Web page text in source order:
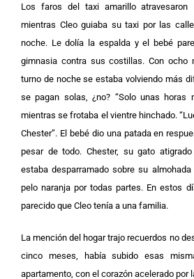
Los faros del taxi amarillo atravesaron
mientras Cleo guiaba su taxi por las
noche. Le dolía la espalda y el bebé
gimnasia contra sus costillas. Con ocho
turno de noche se estaba volviendo más
se pagan solas, ¿no? “Solo unas horas
mientras se frotaba el vientre hinchado.
Chester”. El bebé dio una patada en
pesar de todo. Chester, su gato atigrado
estaba desparramado sobre su
pelo naranja por todas partes. En estos
parecido que Cleo tenía a una familia.
La mención del hogar trajo recuerdos no
cinco meses, había subido esas
apartamento, con el corazón acelerado por